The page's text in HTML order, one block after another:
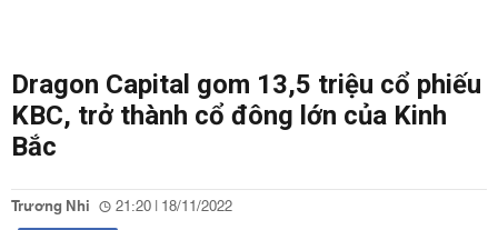
Dragon Capital gom 13,5 triệu cổ phiếu
KBC, trở thành cổ đông lớn của Kinh
Bắc
Trương Nhi 21:20 | 18/11/2022